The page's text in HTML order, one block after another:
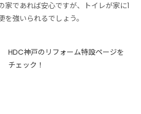
家であれば安心ですが、トイレが家に1
強いられるでしょう。
HDC神戸のリフォーム特設ページを
チェック！